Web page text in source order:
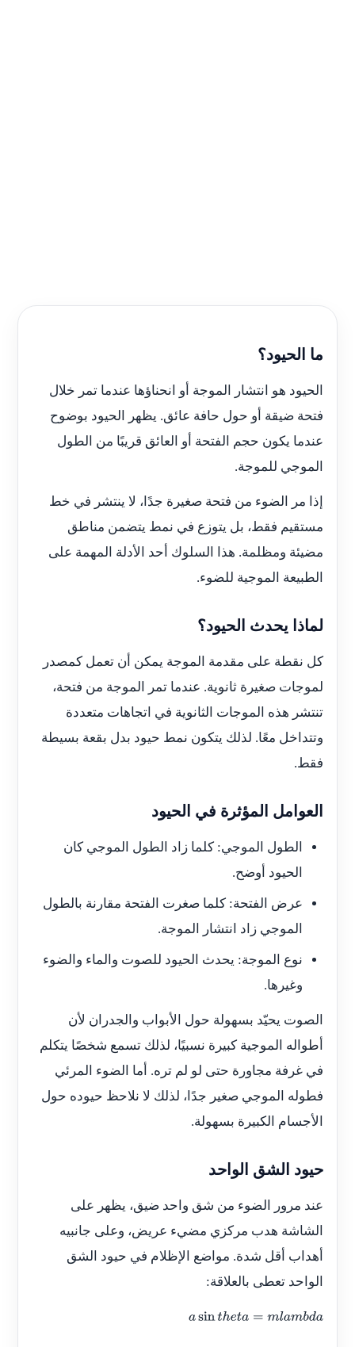
ما الحيود؟
الحيود هو انتشار الموجة أو انحناؤها عندما تمر خلال
فتحة ضيقة أو حول حافة عائق. يظهر الحيود بوضوح
عندما يكون حجم الفتحة أو العائق قريبًا من الطول
الموجي للموجة.
إذا مر الضوء من فتحة صغيرة جدًا، لا ينتشر في خط
مستقيم فقط، بل يتوزع في نمط يتضمن مناطق
مضيئة ومظلمة. هذا السلوك أحد الأدلة المهمة على
الطبيعة الموجية للضوء.
لماذا يحدث الحيود؟
كل نقطة على مقدمة الموجة يمكن أن تعمل كمصدر
لموجات صغيرة ثانوية. عندما تمر الموجة من فتحة،
تنتشر هذه الموجات الثانوية في اتجاهات متعددة
وتتداخل معًا. لذلك يتكون نمط حيود بدل بقعة بسيطة
فقط.
العوامل المؤثرة في الحيود
الطول الموجي: كلما زاد الطول الموجي كان
الحيود أوضح.
عرض الفتحة: كلما صغرت الفتحة مقارنة بالطول
الموجي زاد انتشار الموجة.
نوع الموجة: يحدث الحيود للصوت والماء والضوء
وغيرها.
الصوت يحيّد بسهولة حول الأبواب والجدران لأن
أطواله الموجية كبيرة نسبيًا، لذلك تسمع شخصًا يتكلم
في غرفة مجاورة حتى لو لم تره. أما الضوء المرئي
فطوله الموجي صغير جدًا، لذلك لا نلاحظ حيوده حول
الأجسام الكبيرة بسهولة.
حيود الشق الواحد
عند مرور الضوء من شق واحد ضيق، يظهر على
الشاشة هدب مركزي مضيء عريض، وعلى جانبيه
أهداب أقل شدة. مواضع الإظلام في حيود الشق
الواحد تعطى بالعلاقة:
asintheta=mlambda